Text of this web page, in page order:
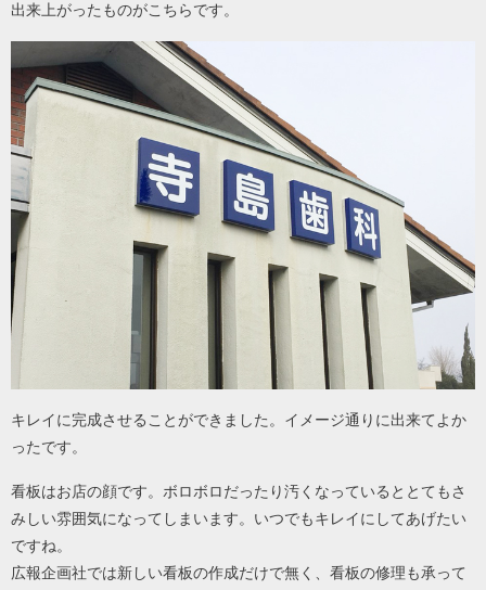
出来上がったものがこちらです。
キレイに完成させることができました。イメージ通りに出来てよか
ったです。
看板はお店の顔です。ボロボロだったり汚くなっているととてもさ
みしい雰囲気になってしまいます。いつでもキレイにしてあげたい
ですね。
広報企画社では新しい看板の作成だけで無く、看板の修理も承って